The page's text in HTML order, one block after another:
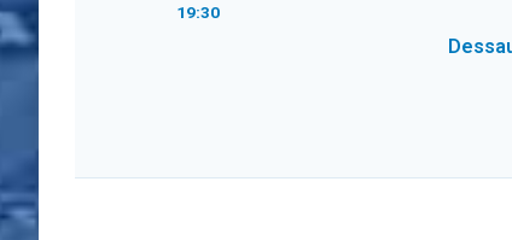
19:30